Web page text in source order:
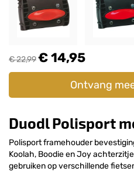
€ 22,99€ 14,95
Ontvang
Duodl Polisport
Polisport framehouder
Koolah, Boodie en Joy
gebruiken op verschillende